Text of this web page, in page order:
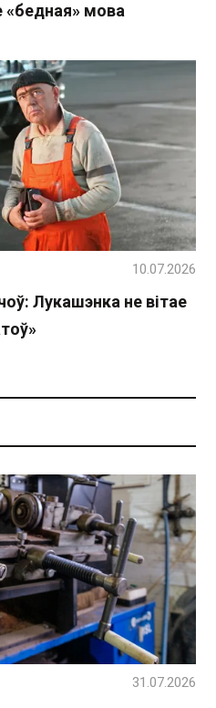
«бедная» мова
Лукашэнка не вітае
10.07.2026
31.07.2026